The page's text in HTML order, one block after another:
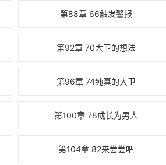
第88章 66触发警报
第92章 70大卫的想法
第96章 74纯真的大卫
第100章 78成长为男人
第104章 82来尝尝吧